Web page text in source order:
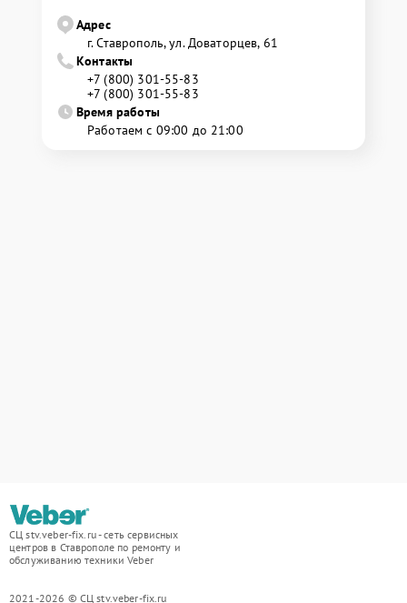
Адрес
г. Ставрополь, ул. Доваторцев, 61
Контакты
+7 (800) 301-55-83
+7 (800) 301-55-83
Время работы
Работаем с 09:00 до 21:00
СЦ stv.veber-fix.ru - сеть сервисных
центров в Ставрополе по ремонту и
обслуживанию техники Veber
2021-2026 © СЦ stv.veber-fix.ru